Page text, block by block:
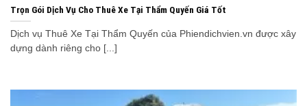
Trọn Gói Dịch Vụ Cho Thuê Xe Tại Thẩm Quyến Giá Tốt
Dịch vụ Thuê Xe Tại Thẩm Quyến của Phiendichvien.vn được xây
dựng dành riêng cho [...]